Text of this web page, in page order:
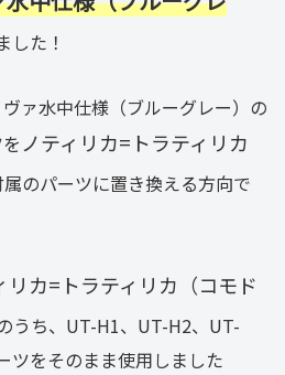
した！
ァ水中仕様（ブルーグレー）の
ノティリカ=トラティリカ
属のパーツに置き換える方向で
リカ=トラティリカ（コモド
うち、UT-H1、UT-H2、UT-
ツをそのまま使用しました